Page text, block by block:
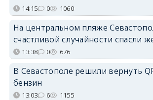
14:15 0 1060
На центральном пляже
счастливой случайности спасли
13:38 0 676
В Севастополе решили вернуть
бензин
13:03 6 1155